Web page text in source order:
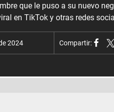
que le puso a su nuevo
en TikTok y otras redes
2024 Compartir: